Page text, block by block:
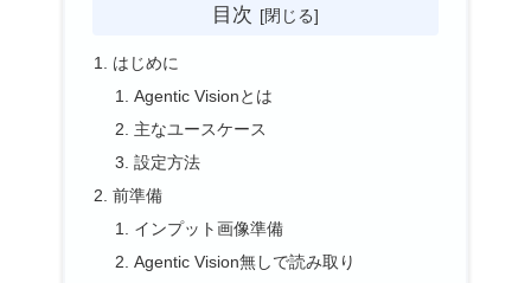
目次
はじめに
Agentic Visionとは
主なユースケース
設定方法
前準備
インプット画像準備
Agentic Vision無しで読み取り